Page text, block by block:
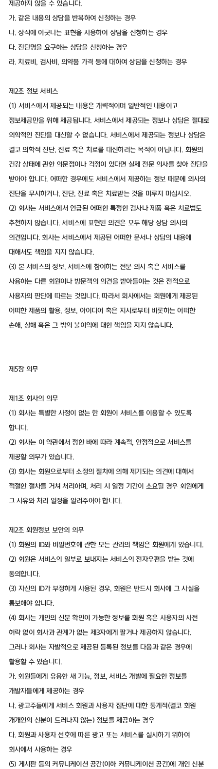
제공하지 않을 수 있습니다.
가. 같은 내용의 상담을 반복하여 신청하는 경우
나. 상식에 어긋나는 표현을 사용하여 상담을 신청하는 경우
다. 진단명을 요구하는 상담을 신청하는 경우
라. 치료비, 검사비, 의약품 가격 등에 대하여 상담을 신청하는 경우
제2조 정보 서비스
(1) 서비스에서 제공되는 내용은 개략적이며 일반적인 내용이고
정보제공만을 위해 제공됩니다. 서비스에서 제공되는 정보나 상담은 절대로
의학적인 진단을 대신할 수 없습니다. 서비스에서 제공되는 정보나 상담은
결코 의학적 진단, 진료 혹은 치료를 대신하려는 목적이 아닙니다. 회원의
건강 상태에 관한 의문점이나 걱정이 있다면 실제 전문 의사를 찾아 진단을
받아야 합니다. 어떠한 경우에도 서비스에서 제공하는 정보 때문에 의사의
진단을 무시하거나, 진단, 진료 혹은 치료받는 것을 미루지 마십시오.
(2) 회사는 서비스에서 언급된 어떠한 특정한 검사나 제품 혹은 치료법도
추천하지 않습니다. 서비스에 표현된 의견은 모두 해당 상담 의사의
의견입니다. 회사는 서비스에서 제공된 어떠한 문서나 상담의 내용에
대해서도 책임을 지지 않습니다.
(3) 본 서비스의 정보, 서비스에 참여하는 전문 의사 혹은 서비스를
사용하는 다른 회원이나 방문객의 의견을 받아들이는 것은 전적으로
사용자의 판단에 따르는 것입니다. 따라서 회사에서는 회원에게 제공된
어떠한 제품의 활용, 정보, 아이디어 혹은 지시로부터 비롯하는 어떠한
손해, 상해 혹은 그 밖의 불이익에 대한 책임을 지지 않습니다.
제5장 의무
제1조 회사의 의무
(1) 회사는 특별한 사정이 없는 한 회원이 서비스를 이용할 수 있도록
합니다.
(2) 회사는 이 약관에서 정한 바에 따라 계속적, 안정적으로 서비스를
제공할 의무가 있습니다.
(3) 회사는 회원으로부터 소정의 절차에 의해 제기되는 의견에 대해서
적절한 절차를 거쳐 처리하며, 처리 시 일정 기간이 소요될 경우 회원에게
그 사유와 처리 일정을 알려주어야 합니다.
제2조 회원정보 보안의 의무
(1) 회원의 ID와 비밀번호에 관한 모든 관리의 책임은 회원에게 있습니다.
(2) 회원은 서비스의 일부로 보내지는 서비스의 전자우편을 받는 것에
동의합니다.
(3) 자신의 ID가 부정하게 사용된 경우, 회원은 반드시 회사에 그 사실을
통보해야 합니다.
(4) 회사는 개인의 신분 확인이 가능한 정보를 회원 혹은 사용자의 사전
허락 없이 회사과 관계가 없는 제3자에게 팔거나 제공하지 않습니다.
그러나 회사는 자발적으로 제공된 등록된 정보를 다음과 같은 경우에
활용할 수 있습니다.
가. 회원들에게 유용한 새 기능, 정보, 서비스 개발에 필요한 정보를
개발자들에게 제공하는 경우
나. 광고주들에게 서비스 회원과 사용자 집단에 대한 통계적(결코 회원
개개인의 신분이 드러나지 않는) 정보를 제공하는 경우
다. 회원과 사용자 선호에 따른 광고 또는 서비스를 실시하기 위하여
회사에서 사용하는 경우
(5) 게시판 등의 커뮤니케이션 공간(이하 커뮤니케이션 공간)에 개인 신분